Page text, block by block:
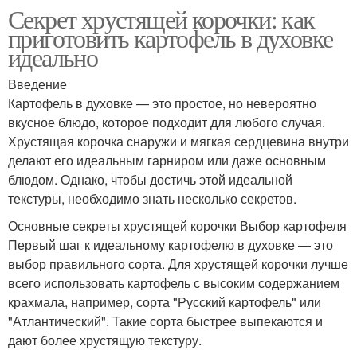
Секрет хрустящей корочки: как
приготовить картофель в духовке
идеально
Введение
Картофель в духовке — это простое, но невероятно
вкусное блюдо, которое подходит для любого случая.
Хрустящая корочка снаружи и мягкая сердцевина внутри
делают его идеальным гарниром или даже основным
блюдом. Однако, чтобы достичь этой идеальной
текстуры, необходимо знать несколько секретов.
Основные секреты хрустящей корочки Выбор картофеля
Первый шаг к идеальному картофелю в духовке — это
выбор правильного сорта. Для хрустящей корочки лучше
всего использовать картофель с высоким содержанием
крахмала, например, сорта "Русский картофель" или
"Атлантический". Такие сорта быстрее выпекаются и
дают более хрустящую текстуру.